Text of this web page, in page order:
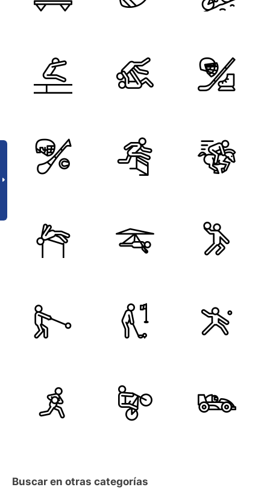
Buscar en otras categorías